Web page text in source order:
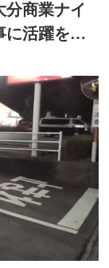
商業ナイ
に活躍を誓